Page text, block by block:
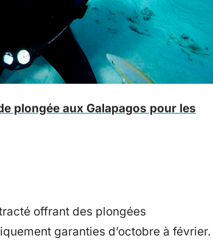
plongée aux Galapagos pour les
offrant des plongées
garanties d’octobre à février.